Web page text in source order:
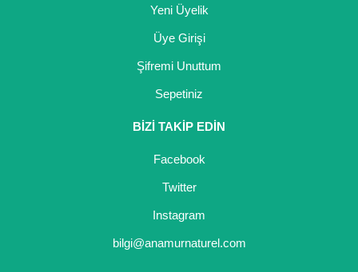
Yeni Üyelik
Üye Girişi
Şifremi Unuttum
Sepetiniz
BİZİ TAKİP EDİN
Facebook
Twitter
Instagram
bilgi@anamurnaturel.com